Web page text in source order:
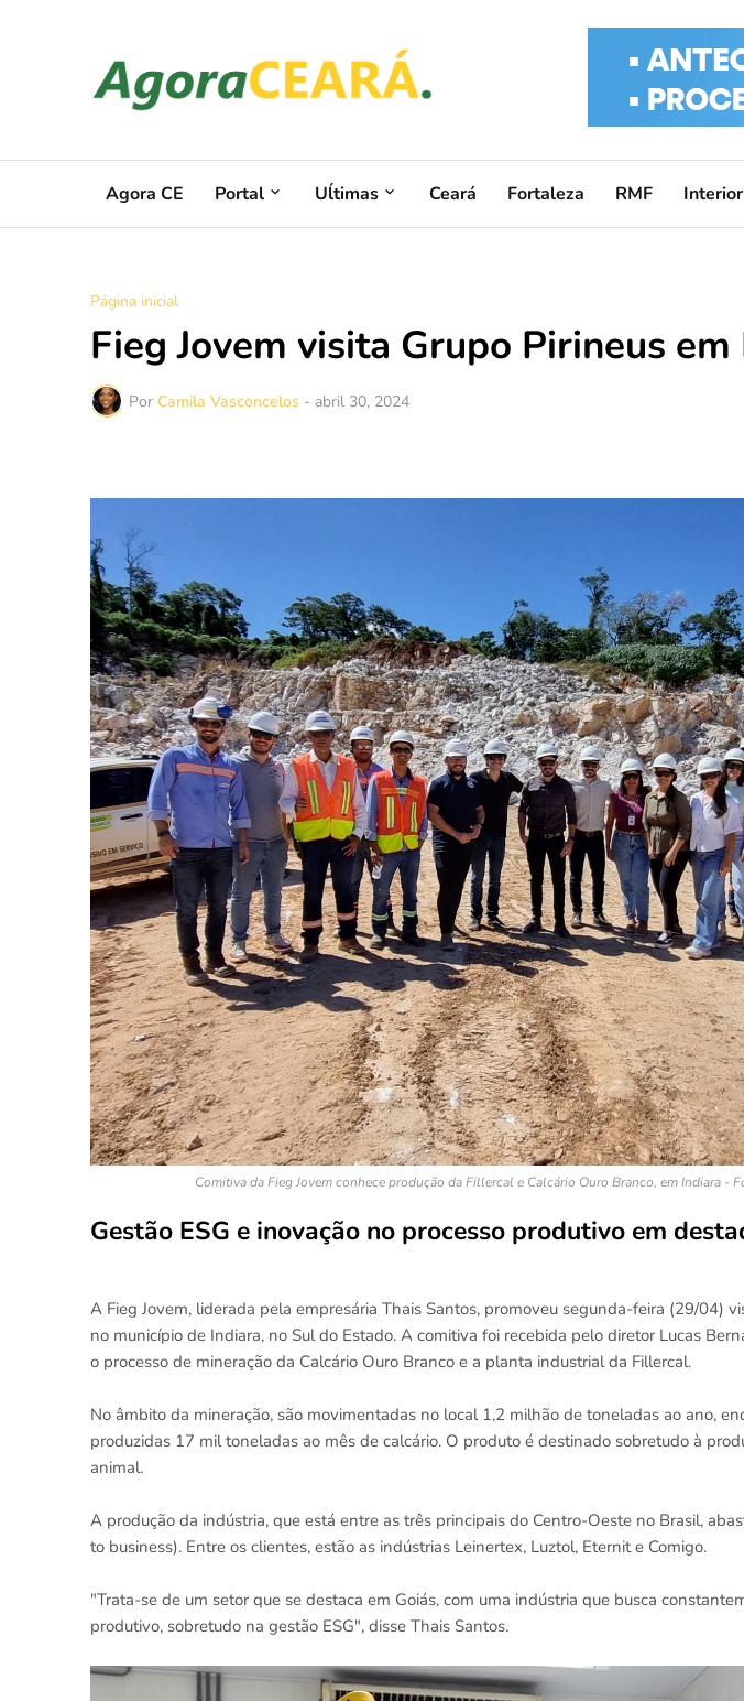
Agora CE Portal Uĺtimas Ceará Fortaleza RMF Interior
Página inicial
Fieg Jovem visita Grupo Pirineus em
Por Camila Vasconcelos - abril 30, 2024
Comitiva da Fieg Jovem conhece produção da Fillercal e Calcário Ouro Branco, em Indiara -
Gestão ESG e inovação no processo produtivo em
A Fieg Jovem, liderada pela empresária Thais Santos, promoveu segunda-feira (29/04)
no município de Indiara, no Sul do Estado. A comitiva foi recebida pelo diretor Lucas
o processo de mineração da Calcário Ouro Branco e a planta industrial da Fillercal.
No âmbito da mineração, são movimentadas no local 1,2 milhão de toneladas ao ano,
produzidas 17 mil toneladas ao mês de calcário. O produto é destinado sobretudo à
animal.
A produção da indústria, que está entre as três principais do Centro-Oeste no Brasil,
to business). Entre os clientes, estão as indústrias Leinertex, Luztol, Eternit e Comigo.
"Trata-se de um setor que se destaca em Goiás, com uma indústria que busca
produtivo, sobretudo na gestão ESG", disse Thais Santos.